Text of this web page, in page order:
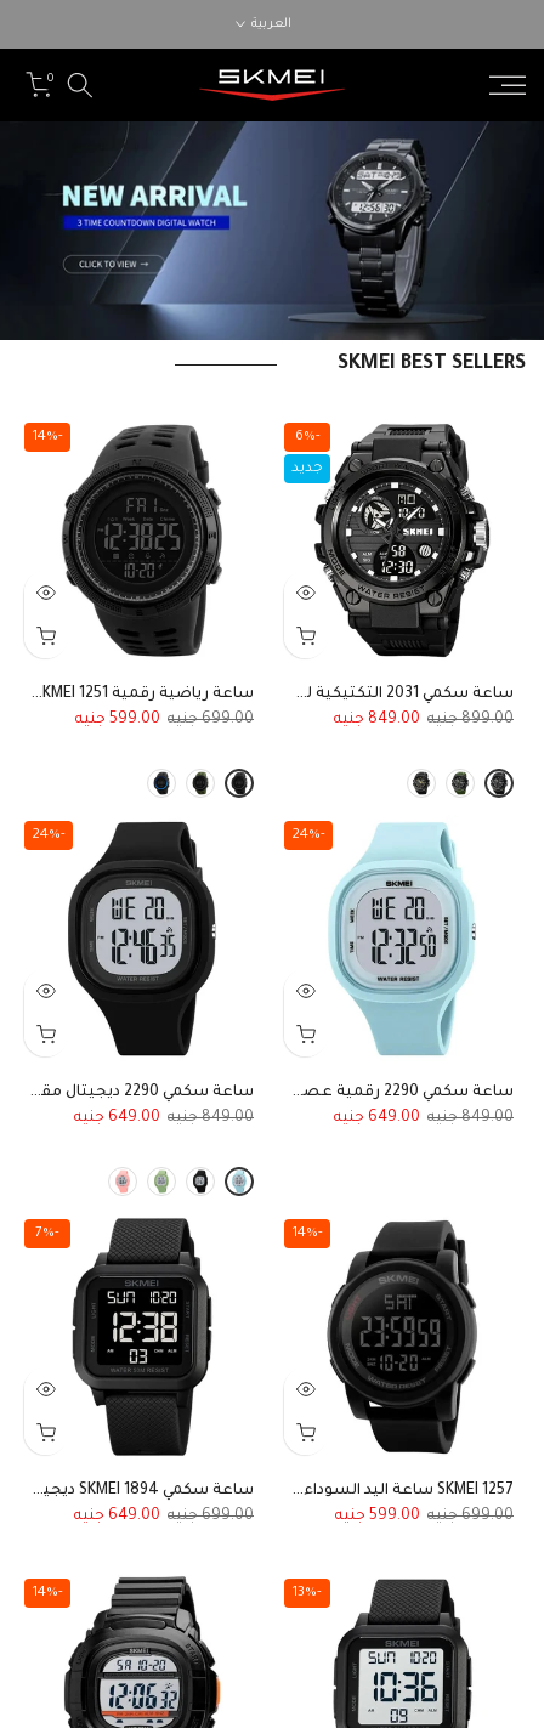
إلى
المحتوى
العربية
0
SKMEI BEST SELLERS
-6%
جديد
ساعة سكمي 2031 التكتيكية للرجال بشاشة مزدوجة (أنالوج وديجيتال)
899.00
849.00
-14%
ساعة رياضية رقمية SKMEI 1251 بسوار من المطاط السيليكوني باللون الأسود
699.00
599.00
-24%
ساعة سكمي 2290 رقمية عصرية سيليكون فاخر أزرق فاتح بيبي بلو
849.00
649.00
-24%
ساعة سكمي 2290 ديجيتال مقاومة للماء ألوان عصرية وسوار سيليكون
849.00
649.00
-14%
SKMEI 1257 ساعة اليد السوداء للرجال والنساء ساعات مع منيه LED متعددة الوظائف
699.00
599.00
-7%
ساعة سكمي SKMEI 1894 ديجيتال رياضية مقاومه للماء للجنسين أسود بالكامل مع ميناء داكن
699.00
649.00
-13%
-14%